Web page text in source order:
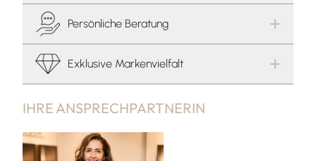
IHRE ANSPRECHPARTNERIN
Persönliche Beratung
Exklusive Markenvielfalt